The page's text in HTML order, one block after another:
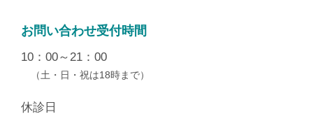
お問い合わせ受付時間
10：00～21：00
（土・日・祝は18時まで）
休診日